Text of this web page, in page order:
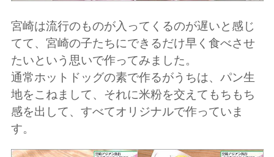
宮崎は流行のものが入ってくるのが遅いと感じ
てて、宮崎の子たちにできるだけ早く食べさせ
たいという思いで作ってみました。
通常ホットドッグの素で作るがうちは、パン生
地をこねまして、それに米粉を交えてもちもち
感を出して、すべてオリジナルで作っていま
す。